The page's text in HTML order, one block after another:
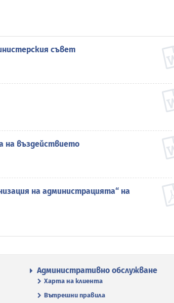
съвет
на въздействието
на администрацията“ на
Административно обслужване
Харта на клиента
Вътрешни правила